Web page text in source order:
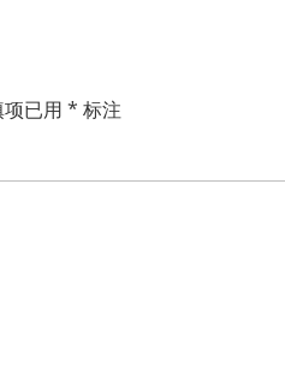
项已用 * 标注